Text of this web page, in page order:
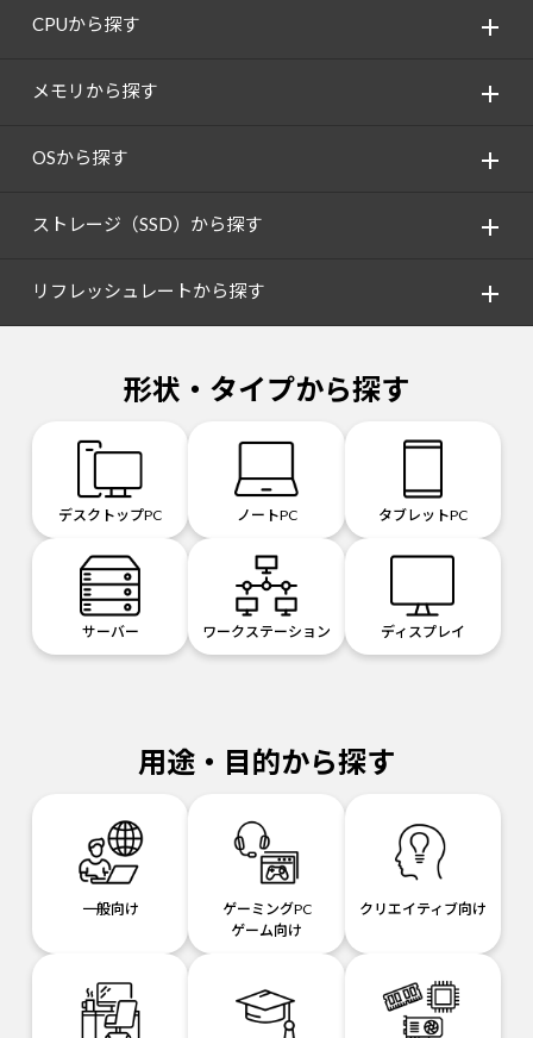
CPUから探す
メモリから探す
OSから探す
ストレージ（SSD）から探す
リフレッシュレートから探す
形状・タイプから探す
デスクトップPC ノートPC タブレットPC
サーバー ワークステーション ディスプレイ
用途・目的から探す
一般向け
ゲーミングPC
ゲーム向け
クリエイティブ向け